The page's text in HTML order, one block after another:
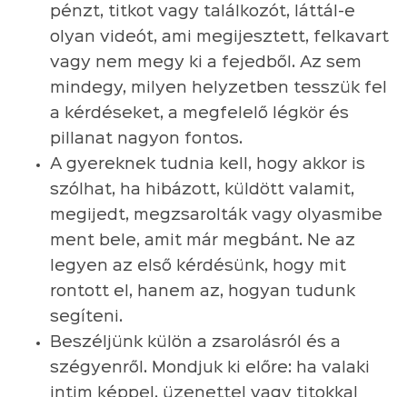
pénzt, titkot vagy találkozót, láttál-e
olyan videót, ami megijesztett, felkavart
vagy nem megy ki a fejedből. Az sem
mindegy, milyen helyzetben tesszük fel
a kérdéseket, a megfelelő légkör és
pillanat nagyon fontos.
A gyereknek tudnia kell, hogy akkor is
szólhat, ha hibázott, küldött valamit,
megijedt, megzsarolták vagy olyasmibe
ment bele, amit már megbánt. Ne az
legyen az első kérdésünk, hogy mit
rontott el, hanem az, hogyan tudunk
segíteni.
Beszéljünk külön a zsarolásról és a
szégyenről. Mondjuk ki előre: ha valaki
intim képpel, üzenettel vagy titokkal